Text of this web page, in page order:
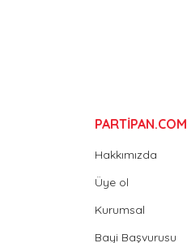
PARTİPAN.COM
Hakkımızda
Üye ol
Kurumsal
Bayi Başvurusu